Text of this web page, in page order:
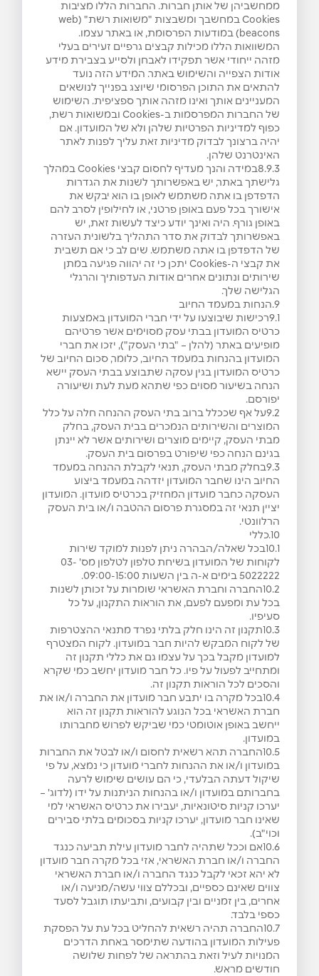
ממחשביהן של אותן חברות. החברות הללו מציבות
Cookies במחשבך ומשבצות "משואות רשת" (web
beacons) במודעות הפרסומת, או באתר עצמו.
המשוואות הללו מכילות קבצים גרפיים זעירים בעלי
מזהה ייחודי אשר תפקידו לאבחן ולסייע בצבירת מידע
אודות הצפייה והשימוש באתר. המידע הזה נועד
להתאים את התוכן הפרסומי שיוצג בפנייך לנושאים
המעניינים אותך ואינו מזהה אותך ספציפית. השימוש
של החברות המפרסמות ב-Cookies ובמשואות רשת,
כפוף למדיניות הפרטיות שלהן ולא של המועדון. אם
יהיה ברצונך לבדוק מדיניות זאת עליך לפנות לאתר
האינטרנט שלהן.
8.9.3במידה והנך מעדיף לחסום קבצי Cookies במהלך
גלישתך באתר, יש באפשרותך לשנות את הגדרות
הדפדפן בו אתה משתמש לאופן בו הוא יבקש את
אישורך בכל פעם באופן פרטני, או לחילופין לסרב להם
באופן גורף. היה ואינך יודע כיצד לעשות זאת, יש
באפשרותך לבדוק את סדר התהליך בלשונית העזרה
של הדפדפן בו אתה משתמש. שים לב כי אם תשבית
את קבצי ה-Cookies יתכן כי זה יהווה פגיעה במתן
שירותים ונתונים אחרים אודות העדפותיך והרגלי
הגלישה שלך.
9.הנחות במעמד החיוב
9.1רכישות שיבוצעו על ידי חברי המועדון באמצעות
כרטיס המועדון בבתי עסק מסוימים אשר פרטיהם
מופיעים באתר (להלן – "בתי העסק"), יזכו את חברי
המועדון בהנחות במעמד החיוב, כלומר, סכום החיוב של
כרטיס המועדון בגין עסקה שתבוצע בבתי העסק יישא
הנחה בשיעור מסוים כפי שתהא מעת לעת ושיעורה
יפורסם.
9.2על אף שככלל ברוב בתי העסק ההנחה חלה על כלל
המוצרים והשירותים הנמכרים בבית העסק, בחלק
מבתי העסק, קיימים מוצרים ושירותים אשר לא יינתן
בגינם הנחה כפי שיפורט בפרסום בית העסק.
9.3בחלק מבתי העסק, תנאי לקבלת ההנחה במעמד
החיוב הינו שחבר המועדון יזדהה במעמד ביצוע
העסקה כחבר מועדון המחזיק בכרטיס מועדון. המועדון
יציין תנאי זה במסגרת פרסום ההטבה ו/או בית העסק
הרלוונטי.
10.כללי
10.1בכל שאלה/הבהרה ניתן לפנות למוקד שירות
לקוחות של המועדון בשיחת טלפון לטלפון מס' 03-
5022222 בימים א-ה בין השעות 09:00-15:00.
10.2החברה וחברת האשראי שומרות על זכותן לשנות
בכל עת ומפעם לפעם, את הוראות התקנון, על כל
סעיפיו.
10.3תקנון זה הינו חלק בלתי נפרד מתנאי ההצטרפות
של לקוח המבקש להיות חבר במועדון. לקוח המצטרף
למועדון מקבל בכך על עצמו גם את כללי תקנון זה
ומתחייב לפעול על פיו. כל חבר מועדון יחשב כמי שקרא
והסכים לכל הוראות תקנון זה.
10.4בכל מקרה בו יתבע חבר מועדון את החברה ו/או את
חברת האשראי בכל הנוגע להוראות תקנון זה הוא
ייחשב באופן אוטומטי כמי שביקש לפרוש מחברותו
במועדון.
10.5החברה תהא רשאית לחסום ו/או לבטל את החברות
במועדון ו/או את ההנחות לחברי מועדון כי נמצא, על פי
שיקול דעתה הבלעדי, כי הם עושים שימוש לרעה
בחברותם במועדון ו/או בהנחות הניתנות על ידו (לדוג' –
יערכו קניות סיטונאיות, יעבירו את כרטיס האשראי למי
שאינו חבר מועדון, יערכו קניות בסכומים בלתי סבירים
וכוי"ב).
10.6אם וככל שתהיה לחבר מועדון עילת תביעה כנגד
החברה ו/או חברת האשראי, אזי בכל מקרה חבר מועדון
לא יהא זכאי לקבל כנגד החברה ו/או חברת האשראי
צווים שאינם כספיים, ובכללם צווי עשה/מניעה ו/או
אחרים, בין זמניים ובין קבועים, ותביעתו תוגבל לסעד
כספי בלבד.
10.7החברה תהיה רשאית להחליט בכל עת על הפסקת
פעילות המועדון בהודעה שתימסר באחת הדרכים
המנויות לעיל וזאת בהתראה של לפחות שלושה
חודשים מראש.